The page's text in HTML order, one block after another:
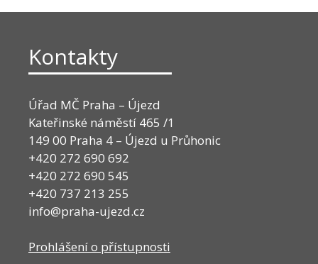
Kontakty
Úřad MČ Praha – Újezd
Kateřinské náměstí 465 /1
149 00 Praha 4 – Újezd u Průhonic
+420 272 690 692
+420 272 690 545
+420 737 213 255
info@praha-ujezd.cz
Prohlášení o přístupnosti